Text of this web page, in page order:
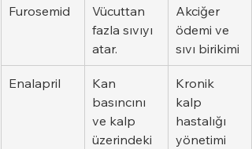
Furosemid
Vücuttan
fazla sıvıyı
atar.
Akciğer
ödemi ve
sıvı birikimi
Enalapril
Kan
basıncını
ve kalp
üzerindeki
Kronik
kalp
hastalığı
yönetimi